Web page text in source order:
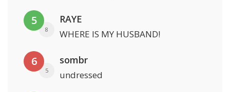
5
8
RAYE
WHERE IS MY HUSBAND!
6
5
sombr
undressed